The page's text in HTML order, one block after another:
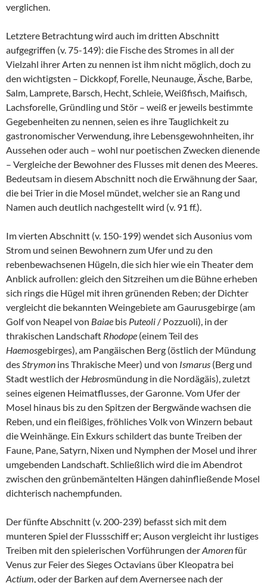
verglichen.
Letztere Betrachtung wird auch im dritten Abschnitt
aufgegriffen (v. 75-149): die Fische des Stromes in all der
Vielzahl ihrer Arten zu nennen ist ihm nicht möglich, doch zu
den wichtigsten – Dickkopf, Forelle, Neunauge, Äsche, Barbe,
Salm, Lamprete, Barsch, Hecht, Schleie, Weißfisch, Maifisch,
Lachsforelle, Gründling und Stör – weiß er jeweils bestimmte
Gegebenheiten zu nennen, seien es ihre Tauglichkeit zu
gastronomischer Verwendung, ihre Lebensgewohnheiten, ihr
Aussehen oder auch – wohl nur poetischen Zwecken dienende
– Vergleiche der Bewohner des Flusses mit denen des Meeres.
Bedeutsam in diesem Abschnitt noch die Erwähnung der Saar,
die bei Trier in die Mosel mündet, welcher sie an Rang und
Namen auch deutlich nachgestellt wird (v. 91 ff.).
Im vierten Abschnitt (v. 150-199) wendet sich Ausonius vom
Strom und seinen Bewohnern zum Ufer und zu den
rebenbewachsenen Hügeln, die sich hier wie ein Theater dem
Anblick aufrollen: gleich den Sitzreihen um die Bühne erheben
sich rings die Hügel mit ihren grünenden Reben; der Dichter
vergleicht die bekannten Weingebiete am Gaurusgebirge (am
Golf von Neapel von Baiae bis Puteoli / Pozzuoli), in der
thrakischen Landschaft Rhodope (einem Teil des
Haemosgebirges), am Pangäischen Berg (östlich der Mündung
desStrymon ins Thrakische Meer) und von Ismarus (Berg und
Stadt westlich der Hebrosmündung in die Nordägäis), zuletzt
seines eigenen Heimatflusses, der Garonne. Vom Ufer der
Mosel hinaus bis zu den Spitzen der Bergwände wachsen die
Reben, und ein fleißiges, fröhliches Volk von Winzern bebaut
die Weinhänge. Ein Exkurs schildert das bunte Treiben der
Faune, Pane, Satyrn, Nixen und Nymphen der Mosel und ihrer
umgebenden Landschaft. Schließlich wird die im Abendrot
zwischen den grünbemäntelten Hängen dahinfließende Mosel
dichterisch nachempfunden.
Der fünfte Abschnitt (v. 200-239) befasst sich mit dem
munteren Spiel der Flussschiff er; Auson vergleicht ihr lustiges
Treiben mit den spielerischen Vorführungen derAmorenfür
Venus zur Feier des Sieges Octavians über Kleopatra bei
Actium, oder der Barken auf dem Avernersee nach der